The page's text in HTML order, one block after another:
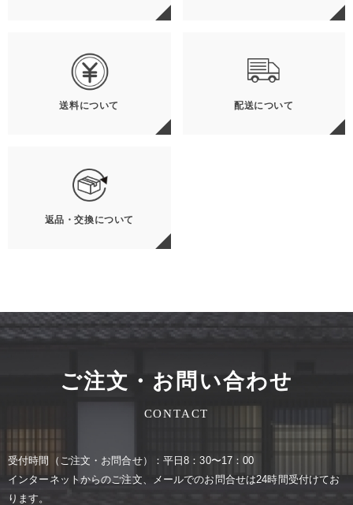
送料について 配送について
返品・交換について
ご注文・お問い合わせ
CONTACT
受付時間（ご注⽂・お問合せ）：平⽇8：30〜17：00
インターネットからのご注⽂、メールでのお問合せは24時間受付けてお
ります。